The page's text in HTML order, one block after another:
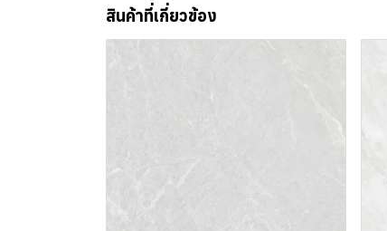
สินค้าที่เกี่ยวข้อง